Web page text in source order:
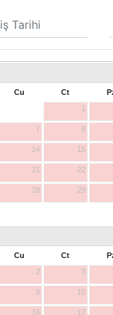
Cu Ct
1
7 8
14 15
21 22
28 29
Cu Ct
2 3
9 10
16 17